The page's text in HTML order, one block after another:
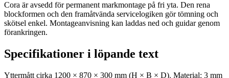
Cora är avsedd för permanent markmontage på fri yta. Den rena
blockformen och den framåtvända servicelogiken gör tömning och
skötsel enkel. Montageanvisning kan laddas ned och guidar genom
förankringen.
Specifikationer i löpande text
Yttermått cirka 1200 × 870 × 300 mm (H × B × D). Material: 3 mm